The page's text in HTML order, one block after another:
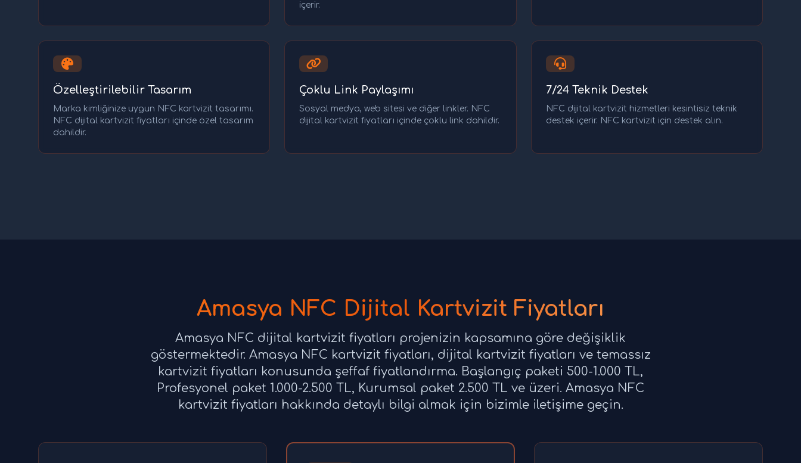
içerir.
Özelleştirilebilir Tasarım
Marka kimliğinize uygun NFC kartvizit tasarımı.
NFC dijital kartvizit fiyatları içinde özel tasarım
dahildir.
Çoklu Link Paylaşımı
Sosyal medya, web sitesi ve diğer linkler. NFC
dijital kartvizit fiyatları içinde çoklu link dahildir.
7/24 Teknik Destek
NFC dijital kartvizit hizmetleri kesintisiz teknik
destek içerir. NFC kartvizit için destek alın.
Amasya NFC Dijital Kartvizit Fiyatları
Amasya NFC dijital kartvizit fiyatları projenizin kapsamına göre değişiklik
göstermektedir. Amasya NFC kartvizit fiyatları, dijital kartvizit fiyatları ve temassız
kartvizit fiyatları konusunda şeffaf fiyatlandırma. Başlangıç paketi 500-1.000 TL,
Profesyonel paket 1.000-2.500 TL, Kurumsal paket 2.500 TL ve üzeri. Amasya NFC
kartvizit fiyatları hakkında detaylı bilgi almak için bizimle iletişime geçin.